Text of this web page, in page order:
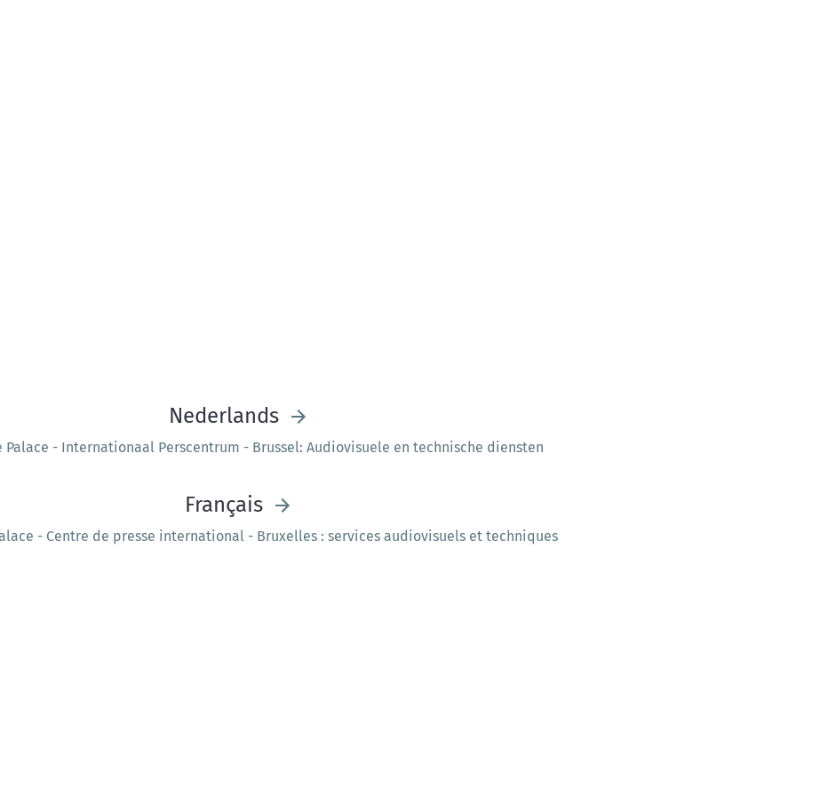
Nederlands
Palace - Internationaal Perscentrum - Brussel: Audiovisuele en technische diensten
Français
- Centre de presse international - Bruxelles : services audiovisuels et techniques